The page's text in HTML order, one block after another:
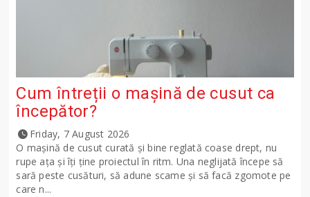
Cum întreții o mașină de cusut ca
începător?
Friday, 7 August 2026
O mașină de cusut curată și bine reglată coase drept, nu
rupe ața și îți ține proiectul în ritm. Una neglijată începe să
sară peste cusături, să adune scame și să facă zgomote pe
care n...